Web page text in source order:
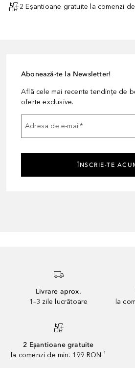
2 Eșantioane gratuite la comenzi de
Abonează-te la Newsletter!
Află cele mai recente tendințe de
oferte exclusive.
Adresa de e-mail*
ÎNSCRIE-TE
Livrare aprox.
1–3 zile lucrătoare
la
2 Eșantioane gratuite
la comenzi de min. 199 RON ¹